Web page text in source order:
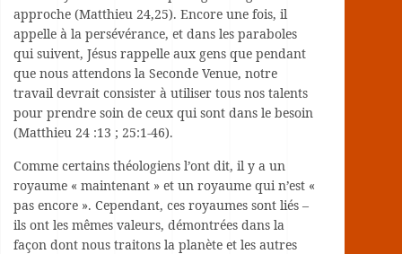
approche (Matthieu 24,25). Encore une fois, il
appelle à la persévérance, et dans les paraboles
qui suivent, Jésus rappelle aux gens que pendant
que nous attendons la Seconde Venue, notre
travail devrait consister à utiliser tous nos talents
pour prendre soin de ceux qui sont dans le besoin
(Matthieu 24 :13 ; 25:1-46).
Comme certains théologiens l’ont dit, il y a un
royaume « maintenant » et un royaume qui n’est «
pas encore ». Cependant, ces royaumes sont liés –
ils ont les mêmes valeurs, démontrées dans la
façon dont nous traitons la planète et les autres